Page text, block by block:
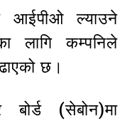
आईपीओ ल्याउने
लागि कम्पनिले
छ।
(सेबोन)मा